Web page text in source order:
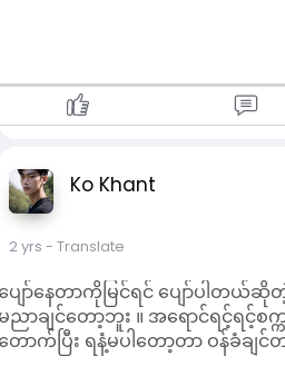
Ko Khant
2 yrs - Translate
ျော်နေတာကိုမြင်ရင် ပျော်ပါ
ညာချင်တော့ဘူး ။ အရောင်ရင့်ရင့်
ောက်ပြီး ရနံ့မပါတော့တာ ဝန်ခံချင်